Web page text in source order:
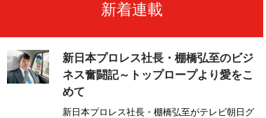
新着連載
新日本プロレス社長・棚橋弘至のビジ
ネス奮闘記～トップロープより愛をこ
めて
新日本プロレス社長・棚橋弘至がテレビ朝日グ